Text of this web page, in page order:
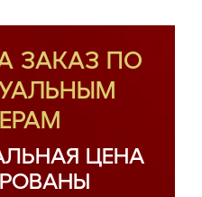
ЗАКАЗ ПО
ЦЕНА